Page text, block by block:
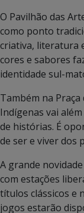
O Pavilhão das
como ponto
criativa, literatura
cores e sabores
identidade sul-
Também na
Indígenas vai
de histórias. É
de ser e viver dos
A grande
com estações
títulos clássicos e
jogos estarão